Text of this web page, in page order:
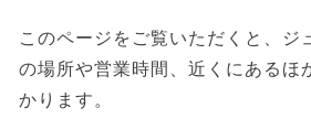
このページをご覧いただくと、ジ
の場所や営業時間、近くにあるほ
かります。